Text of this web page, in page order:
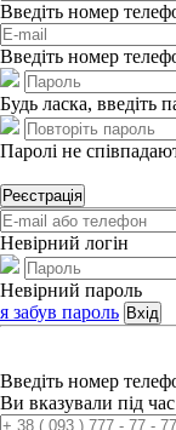
Введіть номер
Введіть номер
Будь ласка, введіть
Паролі не
Реєстрація
Невірний логін
Невірний пароль
я забув пароль Вхід
Введіть номер
Ви вказували під час